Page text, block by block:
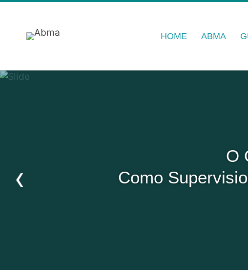
HOME ABMA
O
Como
XI